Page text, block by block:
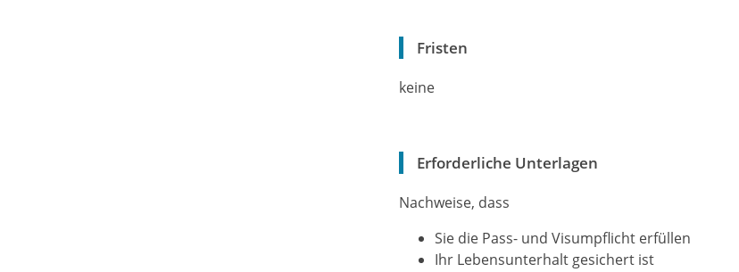
Fristen
keine
Erforderliche Unterlagen
Nachweise, dass
Sie die Pass- und Visumpflicht erfüllen
Ihr Lebensunterhalt gesichert ist